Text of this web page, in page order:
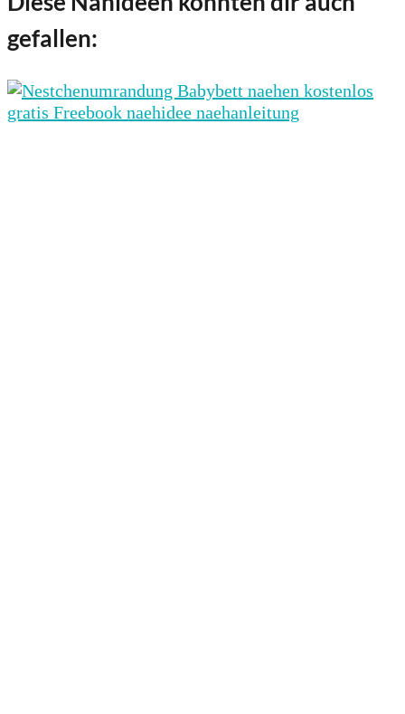
gefallen: